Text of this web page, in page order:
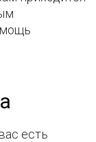
есть